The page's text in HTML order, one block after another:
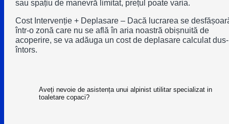
sau spațiu de manevră limitat, prețul poate varia.
Cost Intervenție + Deplasare – Dacă lucrarea se
într-o zonă care nu se află în aria noastră obișnuită de
acoperire, se va adăuga un cost de deplasare calculat dus-
întors.
Aveți nevoie de asistența unui alpinist utilitar specializat in
toaletare copaci?